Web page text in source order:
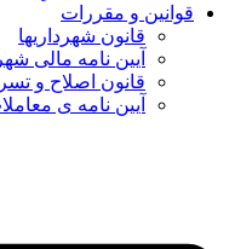
قوانین و مقررات
قانون شهرداریها
آیین نامه مالی
قانون اصلاح و
آیین نامه ی